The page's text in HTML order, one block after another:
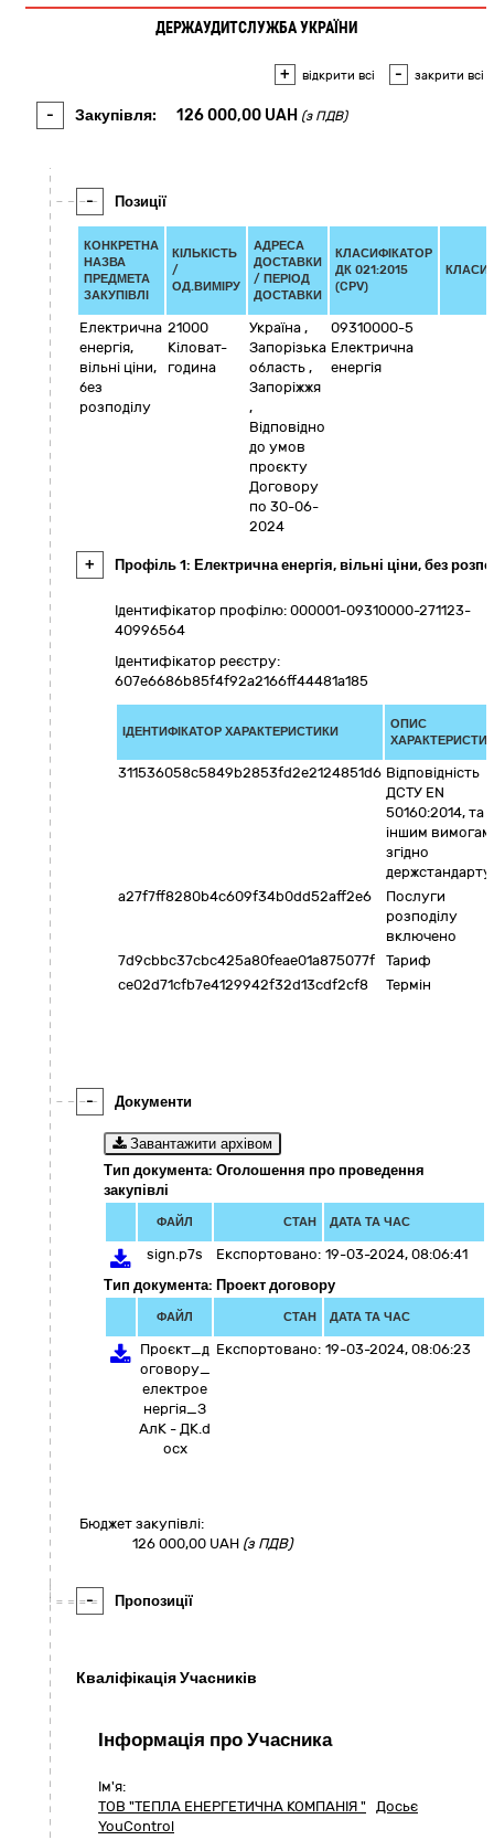
ДЕРЖАУДИТСЛУЖБА УКРАЇНИ
+ відкрити всі - закрити всі
- Закупівля: 126 000,00 UAH (з ПДВ)
- Позиції
КОНКРЕТНА
НАЗВА
ПРЕДМЕТА
ЗАКУПІВЛІ
КІЛЬКІСТЬ
/
ОД.ВИМІРУ
АДРЕСА
ДОСТАВКИ
/ ПЕРІОД
ДОСТАВКИ
КЛАСИФІКАТОР
ДК 021:2015
(CPV)
Електрична
енергія,
вільні ціни,
без
розподілу
21000
Кіловат-
година
Україна ,
Запорізька
область ,
Запоріжжя
,
Відповідно
до умов
проєкту
Договору
по 30-06-
2024
09310000-5
Електрична
енергія
+ Профіль 1: Електрична енергія, вільні ціни, без
Ідентифікатор профілю: 000001-09310000-271123-
40996564
Ідентифікатор реєстру:
607e6686b85f4f92a2166ff44481a185
ІДЕНТИФІКАТОР ХАРАКТЕРИСТИКИ
ОПИС
311536058c5849b2853fd2e2124851d6 Відповідність
ДСТУ EN
50160:2014, та
іншим вимогам
згідно
держстандарту
a27f7ff8280b4c609f34b0dd52aff2e6
Послуги
розподілу
включено
7d9cbbc37cbc425a80feae01a875077f
Тариф
ce02d71cfb7e4129942f32d13cdf2cf8
Термін
- Документи
Завантажити архівом
Тип документа: Оголошення про проведення
закупівлі
ФАЙЛ СТАН ДАТА ТА ЧАС
sign.p7s Експортовано: 19-03-2024, 08:06:41
Тип документа: Проект договору
ФАЙЛ СТАН ДАТА ТА ЧАС
Проєкт_д
оговору_
електрое
нергія_З
АлК - ДК.d
ocx
Експортовано: 19-03-2024, 08:06:23
Бюджет закупівлі:
126 000,00 UAH (з ПДВ)
- Пропозиції
Кваліфікація Учасників
Інформація про Учасника
Ім'я:
ТОВ "ТЕПЛА ЕНЕРГЕТИЧНА КОМПАНІЯ " Досьє
YouControl